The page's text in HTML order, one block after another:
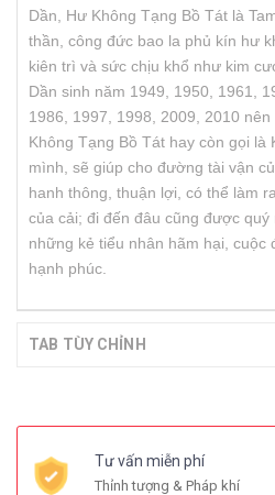
Dần, Hư Không Tạng Bồ Tát là
thần, công đức bao la phủ kín hư
kiên trì và sức chịu khổ như kim
Dần sinh năm 1949, 1950, 1961,
1986, 1997, 1998, 2009, 2010
Không Tạng Bồ Tát hay còn gọi là
mình, sẽ giúp cho đường tài vận
hanh thông, thuận lợi, có thể làm
của cải; đi đến đâu cũng được
những kẻ tiểu nhân hãm hại, cuộc
hạnh phúc.
TAB TÙY CHỈNH
Tư vấn miễn phí
Thỉnh tượng & Pháp khí